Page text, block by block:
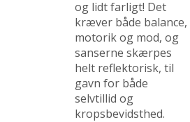
og lidt farligt! Det
kræver både balance,
motorik og mod, og
sanserne skærpes
helt reflektorisk, til
gavn for både
selvtillid og
kropsbevidsthed.